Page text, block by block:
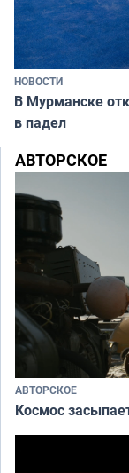
НОВОСТИ
В Мурманске
в падел
АВТОРСКОЕ
АВТОРСКОЕ
Космос